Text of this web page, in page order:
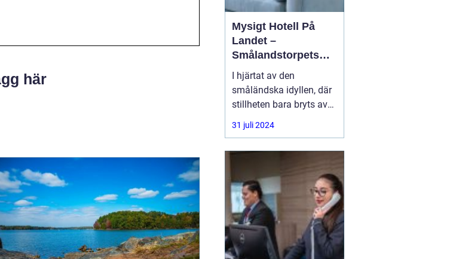
här
Mysigt Hotell På
Landet –
Smålandstorpets
Enchanted Retreat
I hjärtat av den
småländska idyllen, där
stillheten bara bryts av
den harmoniska sången
från skogens djur, hittar
31 juli 2024